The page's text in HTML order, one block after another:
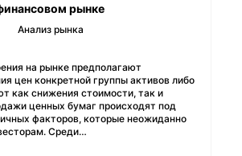
рынке
Анализ рынка
на рынке предполагают
цен конкретной группы активов либо
как снижения стоимости, так и
ценных бумаг происходят под
факторов, которые неожиданно
Среди…